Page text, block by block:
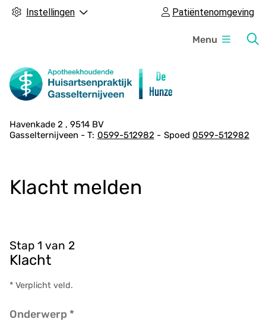
Instellingen Patiëntenomgeving
e
n
Menu
A
d
s
g
e
v
n
Havenkade 2
9514 BV
Gasselternijveen
0599-512982 Spoed 0599-512982
Klacht melden
Stap 1 van 2
Klacht
* Verplicht veld.
Onderwerp *